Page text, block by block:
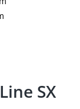
SX